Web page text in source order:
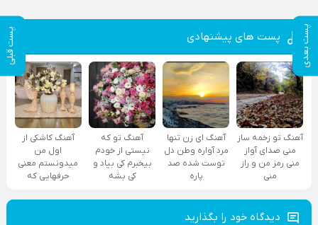
پست بعدی پست قبلی پست های پیشنهادی
آهنگ تو زخمه ساز
منی صدای آواز
منی رمز من و راز
منی
آهنگ ای زن تنها
مرد آواره وطن دل
توست شده صد
پاره
آهنگ تو که
نیستی از خودم
بیخبرم کی بیاد و
کی بشه
آهنگ کاشکی از
اول من
میدونستم معنی
حرفهایی که
دیدگاه خود را بگذارید